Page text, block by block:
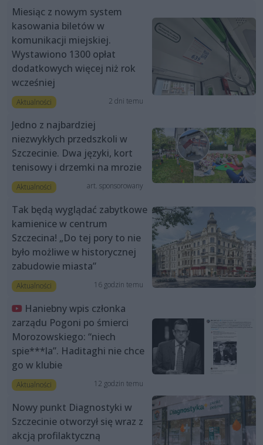
Miesiąc z nowym system
kasowania biletów w
komunikacji miejskiej.
Wystawiono 1300 opłat
dodatkowych więcej niż rok
wcześniej
Aktualności 2 dni temu
Jedno z najbardziej
niezwykłych przedszkoli w
Szczecinie. Dwa języki, kort
tenisowy i drzemki na mrozie
Aktualności art. sponsorowany
Tak będą wyglądać zabytkowe
kamienice w centrum
Szczecina! „Do tej pory to nie
było możliwe w historycznej
zabudowie miasta”
Aktualności 16 godzin temu
Haniebny wpis członka
zarządu Pogoni po śmierci
Morozowskiego: “niech
spie***la”. Haditaghi nie chce
go w klubie
Aktualności 12 godzin temu
Nowy punkt Diagnostyki w
Szczecinie otworzył się wraz z
akcją profilaktyczną